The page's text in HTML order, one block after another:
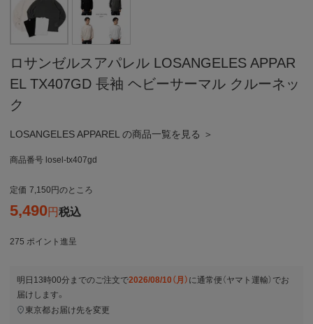
ロサンゼルスアパレル LOSANGELES APPAR
EL TX407GD 長袖 ヘビーサーマル クルーネッ
ク
LOSANGELES APPAREL の商品一覧を見る ＞
商品番号 losel-tx407gd
定価 7,150 のところ
5,490 税込
275 ポイント進呈
明日 13時00分 までのご注文で2026/08/10（月） に通常便（ヤマト運輸） でお
届けします。
東京都お届け先を変更